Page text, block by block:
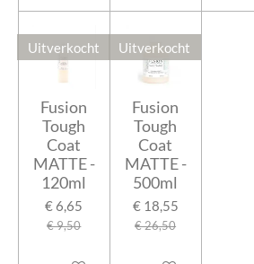
Uitverkocht
Fusion
Tough
Coat
MATTE -
120ml
€ 6,65
€ 9,50
Uitverkocht
Fusion
Tough
Coat
MATTE -
500ml
€ 18,55
€ 26,50